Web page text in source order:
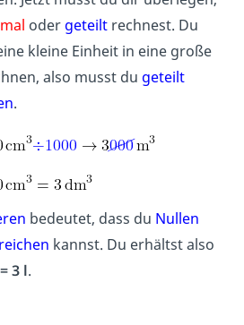
mal oder geteilt rechnest. Du
kleine Einheit in eine große
also musst du geteilt
.
bedeutet, dass du Nullen
kannst. Du erhältst also
= 3 l.